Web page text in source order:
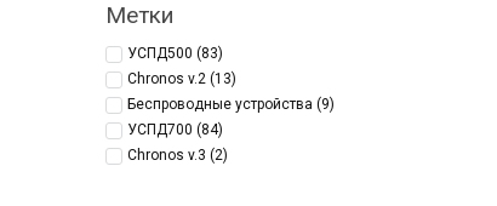
Метки
УСПД500 (83)
Chronos v.2 (13)
Беспроводные устройства (9)
УСПД700 (84)
Chronos v.3 (2)